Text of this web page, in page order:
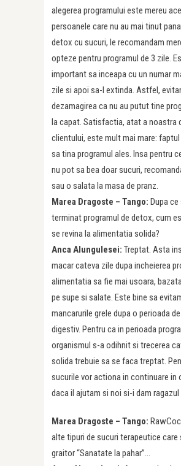
alegerea programului este mereu
persoanele care nu au mai tinut
detox cu sucuri, le recomandam
opteze pentru programul de 3 zile.
important sa inceapa cu un numar
zile si apoi sa-l extinda. Astfel,
dezamagirea ca nu au putut tine
la capat. Satisfactia, atat a noastra
clientului, este mult mai mare:
sa tina programul ales. Insa pentru
nu pot sa bea doar sucuri,
sau o salata la masa de pranz.
Marea Dragoste – Tango: Dupa
terminat programul de detox, cum
se revina la alimentatia solida?
Anca Alungulesei: Treptat. Asta
macar cateva zile dupa incheierea
alimentatia sa fie mai usoara,
pe supe si salate. Este bine sa
mancarurile grele dupa o perioada
digestiv. Pentru ca in perioada
organismul s-a odihnit si trecerea
solida trebuie sa se faca treptat.
sucurile vor actiona in continuare in
daca il ajutam si noi si-i dam ragazul
Marea Dragoste – Tango:
alte tipuri de sucuri terapeutice care
graitor “Sanatate la pahar”…